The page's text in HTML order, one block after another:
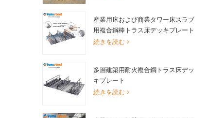
産業用床および商業タワー床スラブ
用複合鋼棒トラス床デッキプレート
続きを読む
多層建築用耐火複合鋼トラス床デッ
キプレート
続きを読む